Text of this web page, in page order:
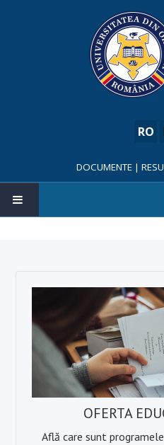
RO
DOCUMENTE |
OFERTA
Află care sunt